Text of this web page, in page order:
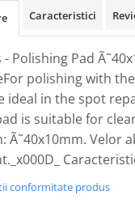
Caracteristici
- Polishing Pad
polishing with
ideal in the spot
is suitable for
Ã˜40x10mm. Velor
conformitate produs